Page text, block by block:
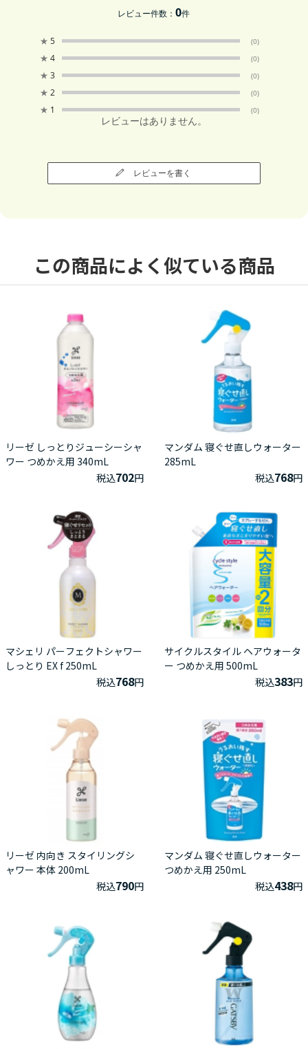
レビュー件数：0件
★ 5 (0)
★ 4 (0)
★ 3 (0)
★ 2 (0)
★ 1 (0)
レビューはありません。
レビューを書く
この商品によく似ている商品
リーゼ しっとりジューシーシャ
ワー つめかえ用 340mL
税込702円
マンダム 寝ぐせ直しウォーター
285mL
税込768円
マシェリ パーフェクトシャワー
しっとり EX f 250mL
税込768円
サイクルスタイル ヘアウォータ
ー つめかえ用 500mL
税込383円
リーゼ 内向き スタイリングシ
ャワー 本体 200mL
税込790円
マンダム 寝ぐせ直しウォーター
つめかえ用 250mL
税込438円